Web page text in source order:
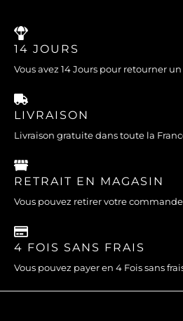
14 JOURS
Vous avez 14 Jours pour retourner
LIVRAISON
Livraison gratuite dans toute la
RETRAIT EN MAGASIN
Vous pouvez retirer votre
4 FOIS SANS FRAIS
Vous pouvez payer en 4 Fois sans